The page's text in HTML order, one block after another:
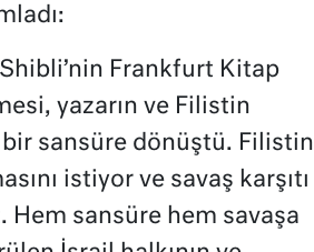
Shibli’nin Frankfurt Kitap
yazarın ve Filistin
bir sansüre dönüştü. Filistin
istiyor ve savaş karşıtı
sansüre hem savaşa